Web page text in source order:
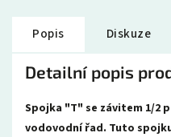
Popis Diskuze
Detailní popis
Spojka "T" se závitem 1/2
vodovodní řad. Tuto